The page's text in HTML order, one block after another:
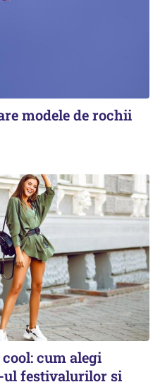
modele de rochii
cum alegi
ul festivalurilor și